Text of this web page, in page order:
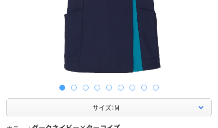
サイズ：M